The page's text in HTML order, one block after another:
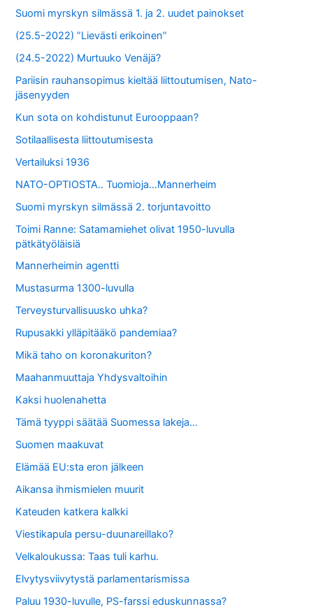
Suomi myrskyn silmässä 1. ja 2. uudet painokset
(25.5-2022) ”Lievästi erikoinen”
(24.5-2022) Murtuuko Venäjä?
Pariisin rauhansopimus kieltää liittoutumisen, Nato-
jäsenyyden
Kun sota on kohdistunut Eurooppaan?
Sotilaallisesta liittoutumisesta
Vertailuksi 1936
NATO-OPTIOSTA.. Tuomioja…Mannerheim
Suomi myrskyn silmässä 2. torjuntavoitto
Toimi Ranne: Satamamiehet olivat 1950-luvulla
pätkätyöläisiä
Mannerheimin agentti
Mustasurma 1300-luvulla
Terveysturvallisuusko uhka?
Rupusakki ylläpitääkö pandemiaa?
Mikä taho on koronakuriton?
Maahanmuuttaja Yhdysvaltoihin
Kaksi huolenahetta
Tämä tyyppi säätää Suomessa lakeja…
Suomen maakuvat
Elämää EU:sta eron jälkeen
Aikansa ihmismielen muurit
Kateuden katkera kalkki
Viestikapula persu-duunareillako?
Velkaloukussa: Taas tuli karhu.
Elvytysviivytystä parlamentarismissa
Paluu 1930-luvulle, PS-farssi eduskunnassa?